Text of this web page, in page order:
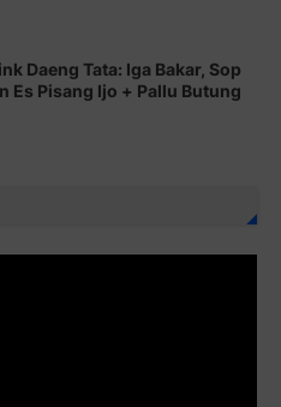
Daeng Tata: Iga Bakar, Sop
Es Pisang Ijo + Pallu Butung